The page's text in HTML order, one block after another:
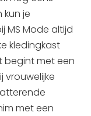
kun je
MS Mode altijd
kledingkast
begint met een
vrouwelijke
met een